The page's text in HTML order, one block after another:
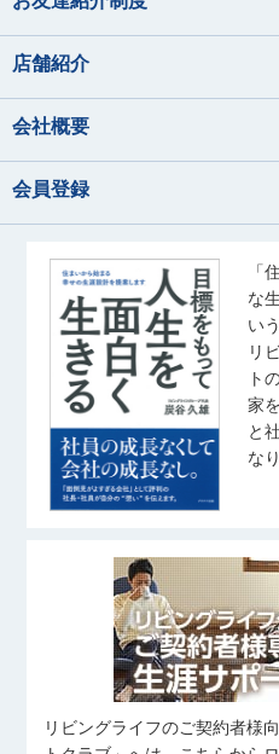
店舗紹介
会社概要
会員登録
「
な
い
リ
ト
家
と
な
リビングライフのご契約者様